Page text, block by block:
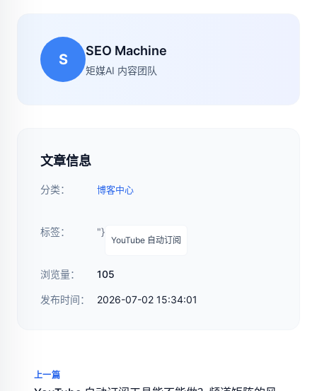
S
SEO Machine
矩媒AI 内容团队
文章信息
分类： 博客中心
标签： "}
YouTube 自动订阅
浏览量： 105
发布时间： 2026-07-02 15:34:01
上一篇